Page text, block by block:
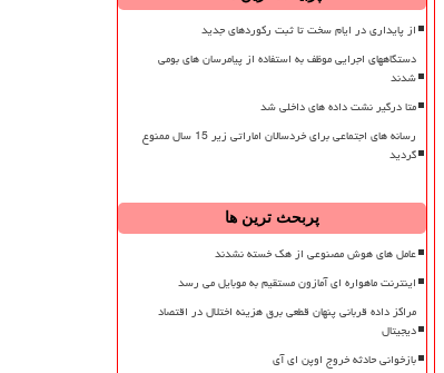
از پایداری در ایام سخت تا ثبت رکوردهای جدید
دستگاههای اجرایی موظف به استفاده از پیامرسان های بومی
شدند
متا درگیر نشت داده های داخلی شد
رسانه های اجتماعی برای خردسالان اماراتی زیر 15 سال ممنوع
گردید
پربحث ترین ها
عامل های هوش مصنوعی از هک خسته نشدند
اینترنت ماهواره ای آمازون مستقیم به موبایل می رسد
مراکز داده قربانی پنهان قطعی برق هزینه اختلال در اقتصاد
دیجیتال
بازخوانی حادثه خروج اوپن ای آی